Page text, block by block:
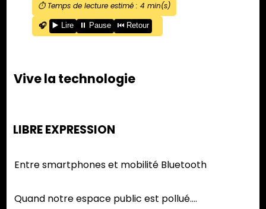
⏱️ Temps de lecture estimé : 4 min(s)
🎧
▶️ Lire ⏸️ Pause ⏮️ Retour
Vive la technologie
LIBRE EXPRESSION
Entre smartphones et mobilité Bluetooth
Quand notre espace public est pollué….